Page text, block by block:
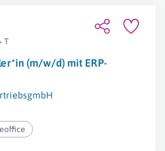
T
(m/w/d) mit ERP-